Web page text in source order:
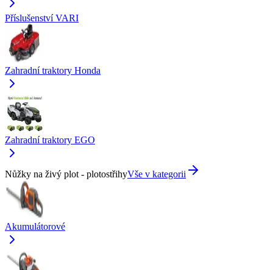
Příslušenství VARI
Zahradní traktory Honda
Zahradní traktory EGO
Nůžky na živý plot - plotostřihyVše v kategorii
Akumulátorové